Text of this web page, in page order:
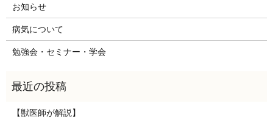
お知らせ
病気について
勉強会・セミナー・学会
【獣医師が解説】